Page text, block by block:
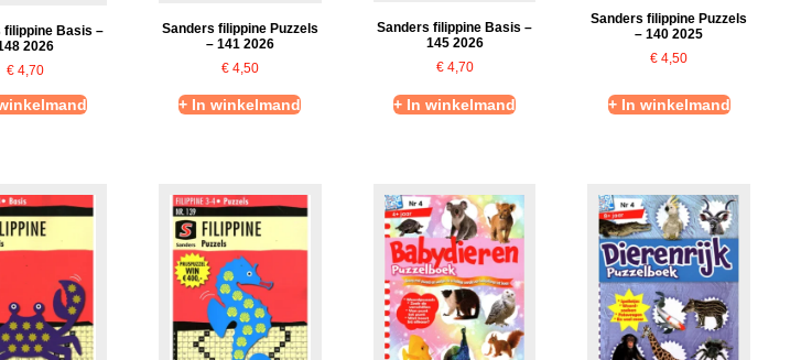
filippine Basis –
2026
€ 4,70
Sanders filippine Puzzels
– 141 2026
€4,50
+ In winkelmand
Sanders filippine Basis –
145 2026
€4,70
+ In winkelmand
Sanders filippine Puzzels
– 140 2025
€ 4,50
+ In winkelmand